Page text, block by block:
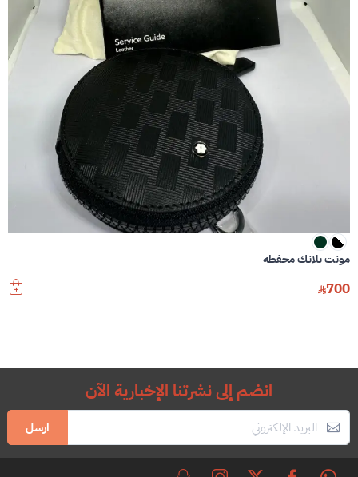
مونت بلانك محفظة
700
انضم إلى نشرتنا الإخبارية الآن
ارسل